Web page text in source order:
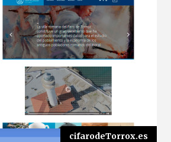
cifarodeTorrox.es